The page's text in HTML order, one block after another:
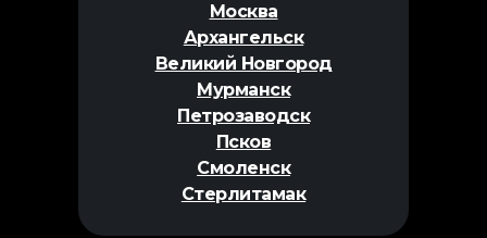
Москва
Архангельск
Великий Новгород
Мурманск
Петрозаводск
Псков
Смоленск
Стерлитамак